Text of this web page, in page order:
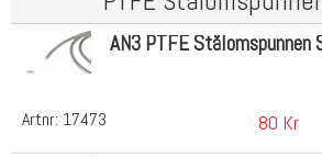
Artnr: 17473
AN3 PTFE Stålomspunnen
80 Kr